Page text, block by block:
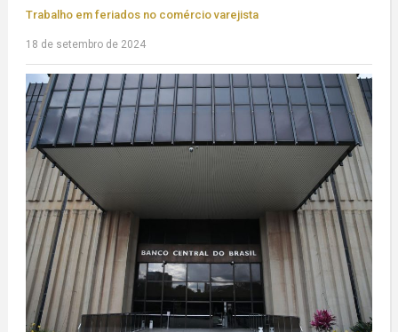
Trabalho em feriados no comércio varejista
18 de setembro de 2024